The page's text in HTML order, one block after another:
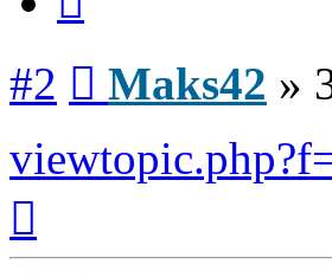
#2 Maks42 »
началу